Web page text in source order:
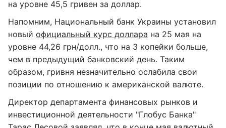
на уровне 45,5 гривен за доллар.
Напомним, Национальный банк Украины установил
новый официальный курс доллара на 25 мая на
уровне 44,26 грн/долл., что на 3 копейки больше,
чем в предыдущий банковский день. Таким
образом, гривня незначительно ослабила свои
позиции по отношению к американской валюте.
Директор департамента финансовых рынков и
инвестиционной деятельности "Глобус Банка"